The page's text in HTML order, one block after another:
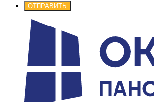
ОТПРАВИТЬ